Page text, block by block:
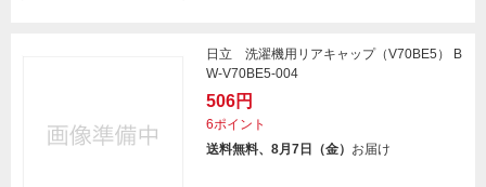
日立 洗濯機用リアキャップ（V70BE5） B
W-V70BE5-004
506円
6ポイント
送料無料、8月7日（金） お届け